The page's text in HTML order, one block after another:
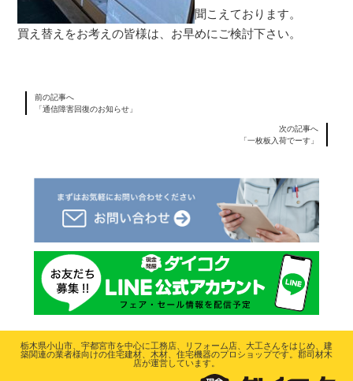
聞こえております。
買え替えをお考えの皆様は、お早めにご検討下さい。
前の記事へ
「通信障害回復のお知らせ」
次の記事へ
「一枚板入荷でーす」
栃木県小山市、宇都宮市を中心に工務店、リフォーム店、大工さんをはじめ、建
築関連の業者様向けの住宅建材、木材、住宅機器のプロショップです。郡司材木
店が運営しています。